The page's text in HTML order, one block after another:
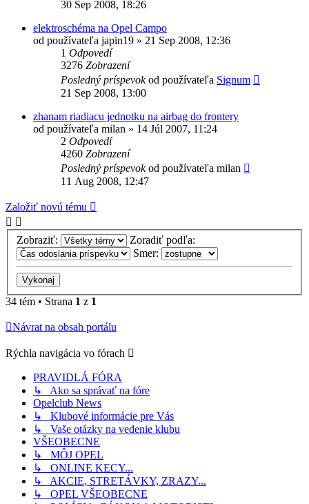
30 Sep 2008, 18:26
elektroschéma na Opel Campo
od používateľa japin19 » 21 Sep 2008, 12:36
1 Odpovedí
3276 Zobrazení
Posledný príspevokod používateľa Signum
21 Sep 2008, 13:00
zhanam riadiacu jednotku na airbag do frontery
od používateľa milan » 14 Júl 2007, 11:24
2 Odpovedí
4260 Zobrazení
Posledný príspevokod používateľa milan
11 Aug 2008, 12:47
Založiť novú tému
Zobraziť:
Zoradiť podľa:
Smer:
34 tém • Strana 1 z 1
Návrat na obsah portálu
Rýchla navigácia vo fórach
PRAVIDLÁ FÓRA
↳ Ako sa správať na fóre
Opelclub News
↳ Klubové informácie pre Vás
↳ Vaše otázky na vedenie klubu
VŠEOBECNE
↳ MÔJ OPEL
↳ ONLINE KECY...
↳ AKCIE, STRETÁVKY, ZRAZY...
↳ OPEL VŠEOBECNE